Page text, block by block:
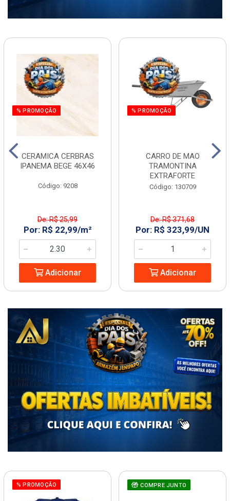
% PROMOÇÃO
CERAMICA CERBRAS
IPANEMA BEGE 46X46
Código: 9208
De: R$ 25,99
Por: R$ 22,99/m²
Adicionar
% PROMOÇÃO
CARRO DE MAO
TRAMONTINA
EXTRAFORTE
Código: 130709
De: R$ 371,68
Por: R$ 323,99/UN
Adicionar
% PROMOÇÃO COMPRE JUNTO